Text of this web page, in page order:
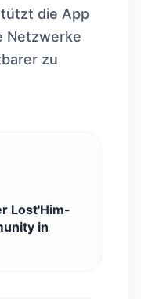
die App
Netzwerke
zu
Lost'Him-
in